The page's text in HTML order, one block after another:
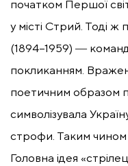
початком Першої
у місті Стрий. Тоді ж
(1894–1959) ―
покликанням.
поетичним образом
символізувала
строфи. Таким чином
Головна ідея